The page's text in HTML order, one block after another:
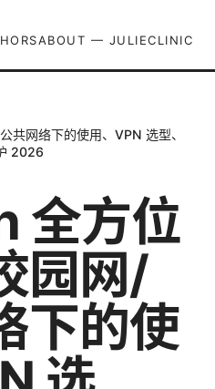
ABOUT — JULIECLINIC
共网络下的使用、VPN 选型、
2026
全方位
园网/
下的使